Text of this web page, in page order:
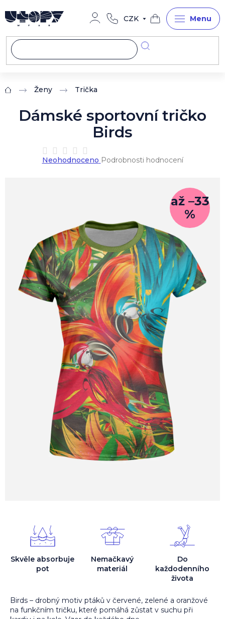
na
obsah
CZK
Nákupní
košík
Domů Ženy Trička
Dámské sportovní tričko
Birds
Průměrné
hodnocení
Neohodnoceno Podrobnosti hodnocení
až –33
%
Birds – drobný motiv ptáků v červené, zelené a oranžové
na funkčním tričku, které pomáhá zůstat v suchu při
Skvěle absorbuje
pot
Nemačkavý
materiál
Do
každodenního
života